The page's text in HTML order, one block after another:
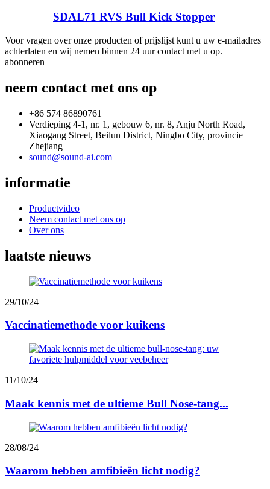
SDAL71 RVS Bull Kick Stopper
Voor vragen over onze producten of prijslijst kunt u uw e-mailadres
achterlaten en wij nemen binnen 24 uur contact met u op.
abonneren
neem contact met ons op
+86 574 86890761
Verdieping 4-1, nr. 1, gebouw 6, nr. 8, Anju North Road,
Xiaogang Street, Beilun District, Ningbo City, provincie
Zhejiang
sound@sound-ai.com
informatie
Productvideo
Neem contact met ons op
Over ons
laatste nieuws
29/10/24
Vaccinatiemethode voor kuikens
11/10/24
Maak kennis met de ultieme Bull Nose-tang...
28/08/24
Waarom hebben amfibieën licht nodig?